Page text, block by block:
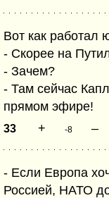
Вот как работал
- Скорее на
- Зачем?
- Там сейчас
прямом эфире!
33 + -8 –
- Если Европа
Россией, НАТО